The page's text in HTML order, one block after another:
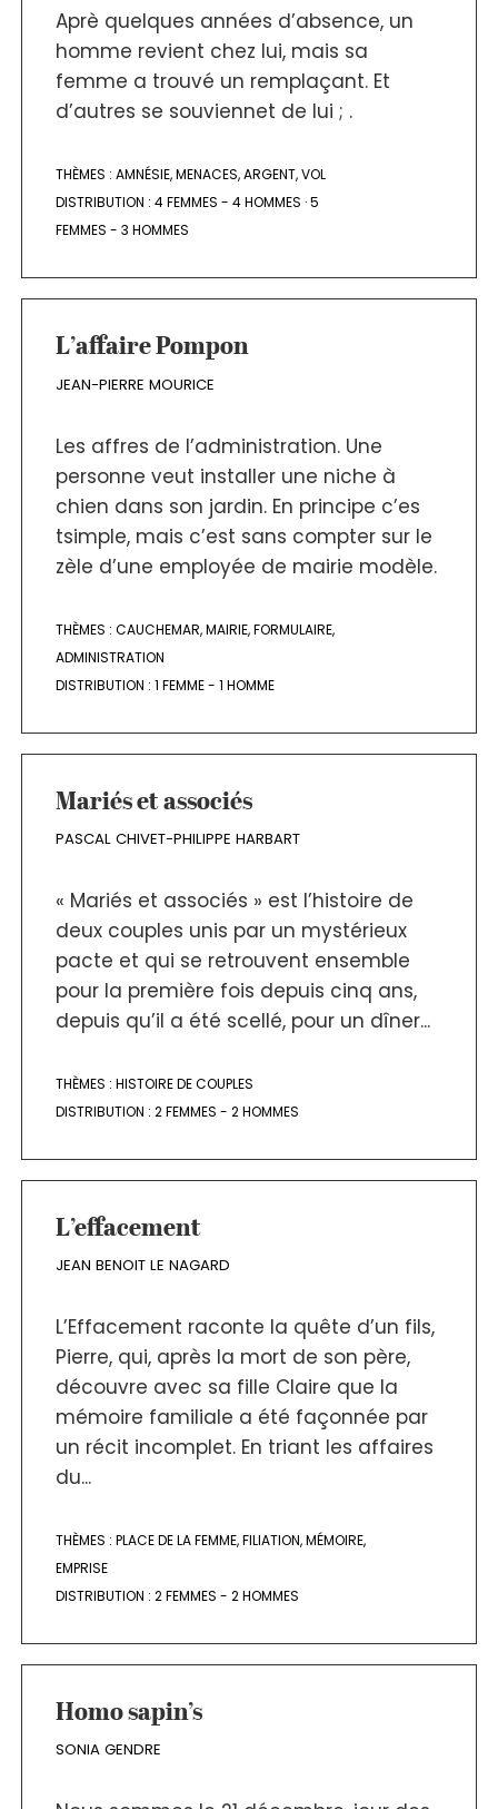
Aprè quelques années d’absence, un
homme revient chez lui, mais sa
femme a trouvé un remplaçant. Et
d’autres se souviennet de lui ; .
THÈMES : AMNÉSIE,MENACES,ARGENT,VOL
DISTRIBUTION : 4 FEMMES - 4 HOMMES ·5
FEMMES - 3 HOMMES
L’affaire Pompon
JEAN-PIERRE MOURICE
Les affres de l’administration. Une
personne veut installer une niche à
chien dans son jardin. En principe c’es
tsimple, mais c’est sans compter sur le
zèle d’une employée de mairie modèle.
THÈMES : CAUCHEMAR,MAIRIE,FORMULAIRE,
ADMINISTRATION
DISTRIBUTION : 1 FEMME - 1 HOMME
Mariés et associés
PASCAL CHIVET-PHILIPPE HARBART
« Mariés et associés » est l’histoire de
deux couples unis par un mystérieux
pacte et qui se retrouvent ensemble
pour la première fois depuis cinq ans,
depuis qu’il a été scellé, pour un dîner...
THÈMES : HISTOIRE DE COUPLES
DISTRIBUTION : 2 FEMMES - 2 HOMMES
L’effacement
JEAN BENOIT LE NAGARD
L’Effacement raconte la quête d’un fils,
Pierre, qui, après la mort de son père,
découvre avec sa fille Claire que la
mémoire familiale a été façonnée par
un récit incomplet. En triant les affaires
du...
THÈMES : PLACE DE LA FEMME,FILIATION,MÉMOIRE,
EMPRISE
DISTRIBUTION : 2 FEMMES - 2 HOMMES
Homo sapin’s
SONIA GENDRE